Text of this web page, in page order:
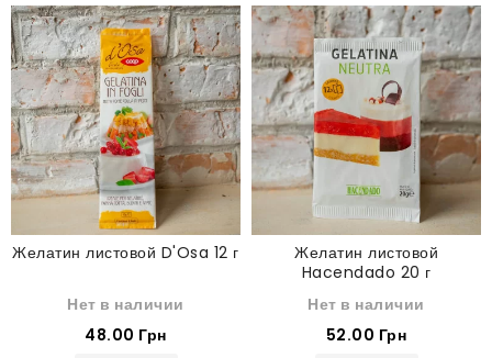
Желатин листовой D'Osa 12 г
Нет в наличии
48.00 Грн
Желатин листовой
Hacendado 20 г
Нет в наличии
52.00 Грн